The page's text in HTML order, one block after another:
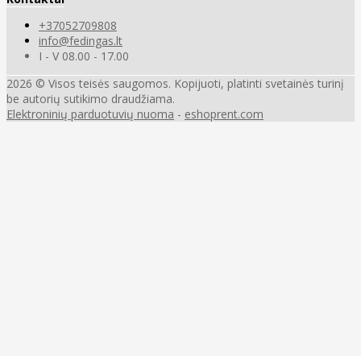
+37052709808
info@fedingas.lt
I - V 08.00 - 17.00
2026 © Visos teisės saugomos. Kopijuoti, platinti svetainės turinį
be autorių sutikimo draudžiama.
Elektroninių parduotuvių nuoma - eshoprent.com